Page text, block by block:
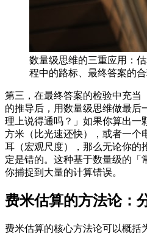
数量级思维的三重应用：
程中的路标、最终答案的
第三，在最终答案的检验中充当
的推导后，用数量级思维做最
理上说得通吗？」如果你算出一
方米（比光速还快），或者一个
耳（宏观尺度），那么无论你的
定是错的。这种基于数量级的「
你捕捉到大量的计算错误。
费米估算的方法论：
费米估算的核心方法论可以概括